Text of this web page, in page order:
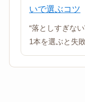
いで選ぶコツ
“落としすぎな
1本を選ぶと失